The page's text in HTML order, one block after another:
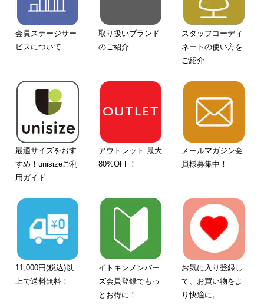
会員ステージサー
ビスについて
取り扱いブランド
のご紹介
スタッフコーディ
ネートの使い方を
ご紹介
最適サイズをおす
すめ！unisizeご利
用ガイド
アウトレット 最大
80%OFF！
メールマガジン会
員様募集中！
11,000円(税込)以
上で送料無料！
イトキンメンバー
ズ会員登録でもっ
とお得に！
お気に入り登録し
て、お買い物をよ
り快適に。